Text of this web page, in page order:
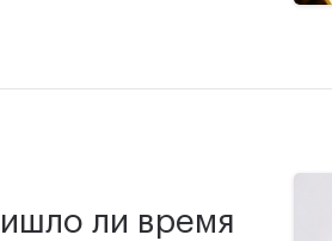
ли время